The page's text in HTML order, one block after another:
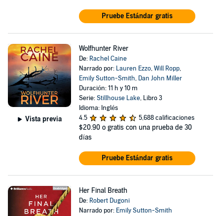
Pruebe Estándar gratis
Vista previa
Wolfhunter River
De: Rachel Caine
Narrado por: Lauren Ezzo,Will Ropp,
Emily Sutton-Smith, Dan John Miller
Duración: 11 h y 10 m
Serie:Stillhouse Lake, Libro 3
Idioma: Inglés
4.5
5,688 calificaciones
$20.90 o gratis con una prueba de 30
días
Pruebe Estándar gratis
Her Final Breath
De: Robert Dugoni
Narrado por: Emily Sutton-Smith